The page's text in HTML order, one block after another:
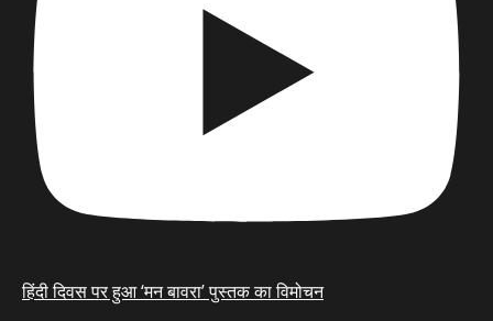
हिंदी दिवस पर हुआ ‘मन बावरा’ पुस्तक का विमोचन